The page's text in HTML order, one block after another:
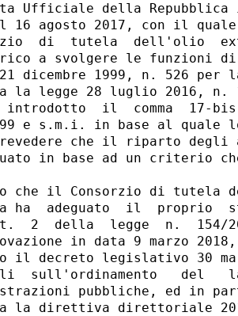
Ufficiale della
16 agosto 2017, con il
di  tutela  dell'olio
a svolgere le funzioni
dicembre 1999, n. 526 per
la legge 28 luglio 2016, n.
introdotto  il  comma
e s.m.i. in base al
che il riparto
in base ad un criterio
che il Consorzio di tutela
ha  adeguato  il
2  della  legge  n.  154/
in data 9 marzo
il decreto legislativo 30
sull'ordinamento   del
pubbliche, ed
la direttiva direttoriale